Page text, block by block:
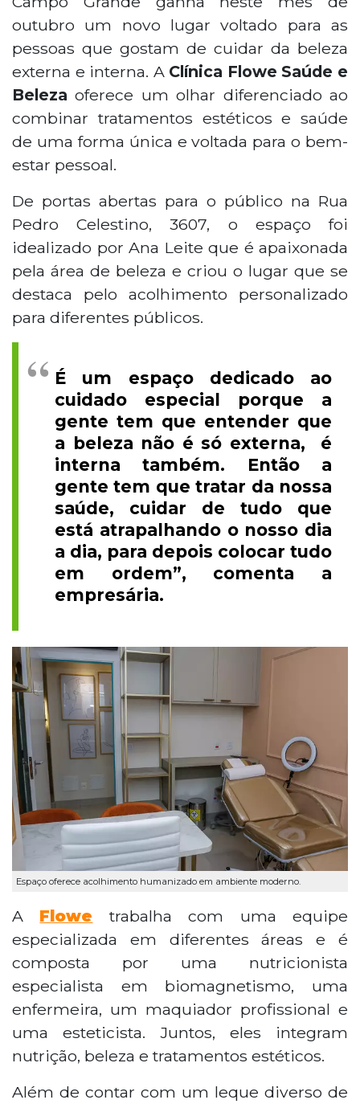
outubro um novo lugar voltado para as
pessoas que gostam de cuidar da beleza
externa e interna. A Clínica Flowe Saúde e
Belezaoferece um olhar diferenciado ao
combinar tratamentos estéticos e saúde
de uma forma única e voltada para o bem-
estar pessoal.
De portas abertas para o público na Rua
Pedro Celestino, 3607, o espaço foi
idealizado por Ana Leite que é apaixonada
pela área de beleza e criou o lugar que se
destaca pelo acolhimento personalizado
para diferentes públicos.
É um espaço dedicado ao
cuidado especial porque a
gente tem que entender que
a beleza não é só externa, é
interna também. Então a
gente tem que tratar da nossa
saúde, cuidar de tudo que
está atrapalhando o nosso dia
a dia, para depois colocar tudo
em ordem”, comenta a
empresária.
Espaço oferece acolhimento humanizado em ambiente moderno.
A Flowe
trabalha com uma equipe
especializada em diferentes áreas e é
composta por uma nutricionista
especialista em biomagnetismo, uma
enfermeira, um maquiador profissional e
uma esteticista. Juntos, eles integram
nutrição, beleza e tratamentos estéticos.
Além de contar com um leque diverso de